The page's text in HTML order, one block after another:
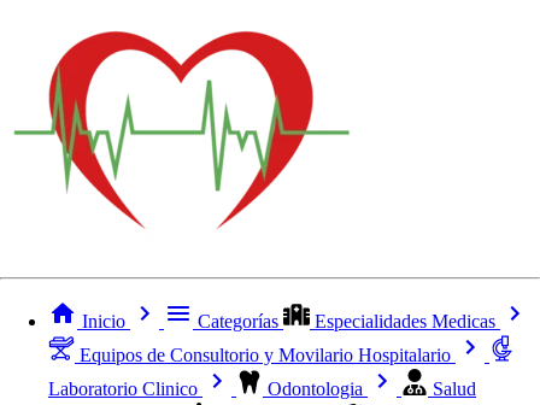
Inicio Categorías
Especialidades Medicas
Equipos de Consultorio y Movilario Hospitalario
Laboratorio Clinico
Odontologia
Salud